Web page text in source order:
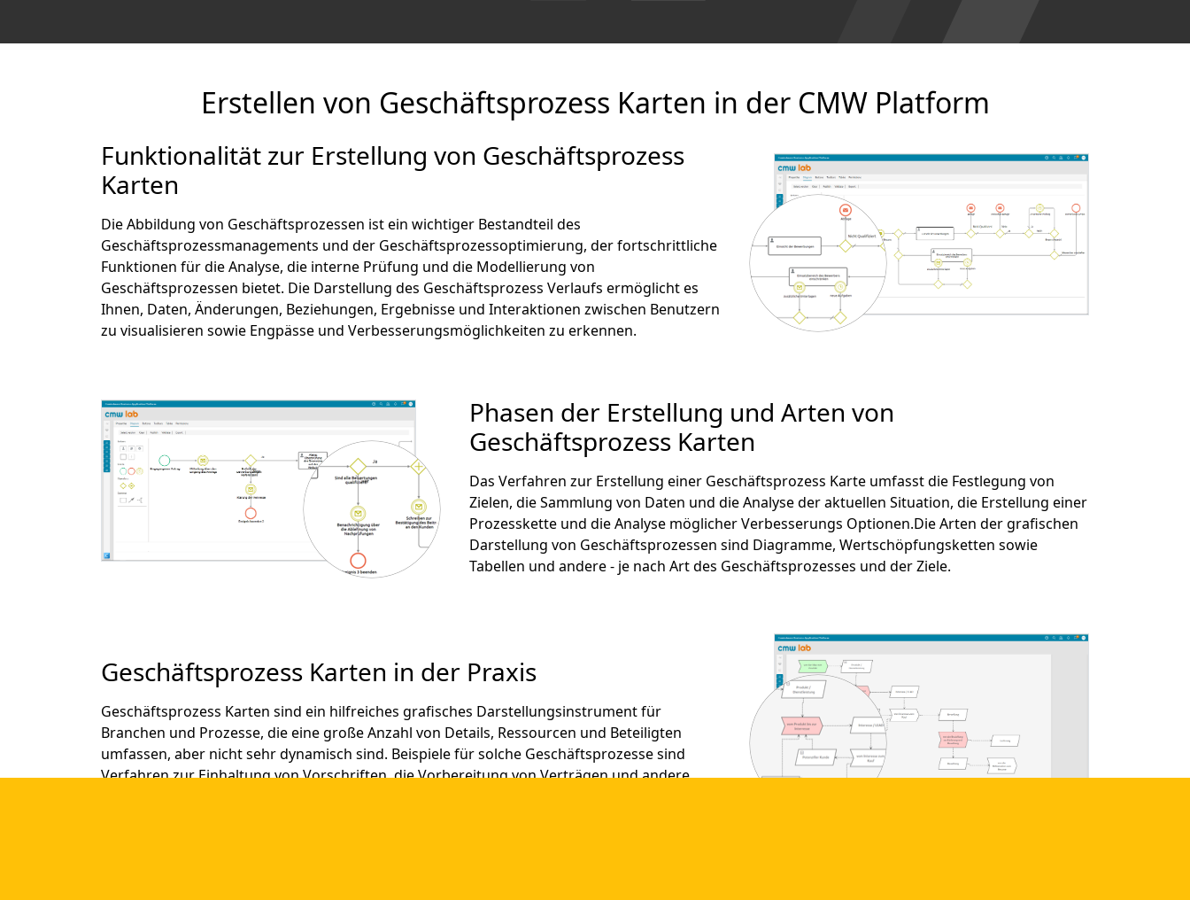
Erstellen von Geschäftsprozess Karten in der CMW Platform
Funktionalität zur Erstellung von Geschäftsprozess
Karten
Die Abbildung von Geschäftsprozessen ist ein wichtiger Bestandteil des
Geschäftsprozessmanagements und der Geschäftsprozessoptimierung, der fortschrittliche
Funktionen für die Analyse, die interne Prüfung und die Modellierung von
Geschäftsprozessen bietet. Die Darstellung des Geschäftsprozess Verlaufs ermöglicht es
Ihnen, Daten, Änderungen, Beziehungen, Ergebnisse und Interaktionen zwischen Benutzern
zu visualisieren sowie Engpässe und Verbesserungsmöglichkeiten zu erkennen.
Phasen der Erstellung und Arten von
Geschäftsprozess Karten
Das Verfahren zur Erstellung einer Geschäftsprozess Karte umfasst die Festlegung von
Zielen, die Sammlung von Daten und die Analyse der aktuellen Situation, die Erstellung einer
Prozesskette und die Analyse möglicher Verbesserungs Optionen.Die Arten der grafischen
Darstellung von Geschäftsprozessen sind Diagramme, Wertschöpfungsketten sowie
Tabellen und andere - je nach Art des Geschäftsprozesses und der Ziele.
Geschäftsprozess Karten in der Praxis
Geschäftsprozess Karten sind ein hilfreiches grafisches Darstellungsinstrument für
Branchen und Prozesse, die eine große Anzahl von Details, Ressourcen und Beteiligten
umfassen, aber nicht sehr dynamisch sind. Beispiele für solche Geschäftsprozesse sind
Verfahren zur Einhaltung von Vorschriften, die Vorbereitung von Verträgen und andere.